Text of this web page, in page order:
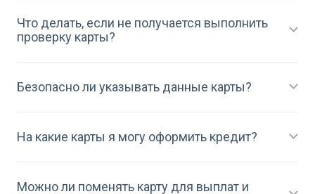
Что делать, если не получается выполнить
проверку карты?
Безопасно ли указывать данные карты?
На какие карты я могу оформить кредит?
Можно ли поменять карту для выплат и